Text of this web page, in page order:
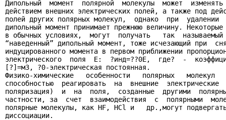
Дипольный  момент  полярной  молекулы  может
действием внешних электрических полей, а также под
полей других полярных молекул,  однако  при  удалении
дипольный момент принимает прежнюю величину.
в обычных условиях,  могут  получать   так  называемый
“наведенный” дипольный момент, тоже исчезающий при
индуцированного момента в первом приближении
электрического  поля  E:  ?инд=??0E,  где?  -
[?]=м3, ?0-электрическая постоянная.
Физико-химические   особенности   полярных   молекул
способностью  реагировать  на  внешние  электрические
поляризация)  и  на  поля,  созданные  другими
частности, за  счет  взаимодействия  с  полярными
полярные молекулы, как HF, HCl и   др.,могут
диссоциации.